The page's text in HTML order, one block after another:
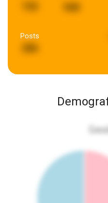
940
Posts
286